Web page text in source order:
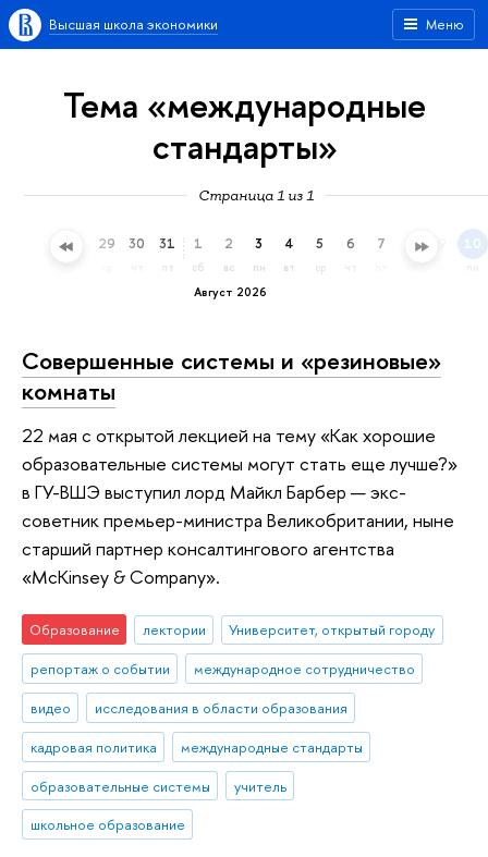
Меню
Высшая школа экономики
Тема «международные
стандарты»
Страница 1 из 1
28 29 30 31
пт
Август 2026
1
сб
2
вс
3
пн
4
вт
5
ср
6 7 8 10
пн
Совершенные системы и «резиновые»
комнаты
22 мая с открытой лекцией на тему «Как хорошие
образовательные системы могут стать еще лучше?»
в ГУ-ВШЭ выступил лорд Майкл Барбер — экс-
советник премьер-министра Великобритании, ныне
старший партнер консалтингового агентства
«McKinsey & Company».
Образование лектории
Университет, открытый городу
репортаж о событии
международное сотрудничество
видео
исследования в области образования
кадровая политика
международные стандарты
образовательные системы
учитель
школьное образование